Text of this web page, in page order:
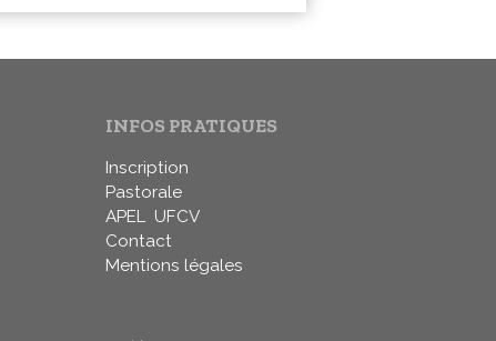
INFOS PRATIQUES
Inscription
Pastorale
APEL UFCV
Contact
Mentions légales